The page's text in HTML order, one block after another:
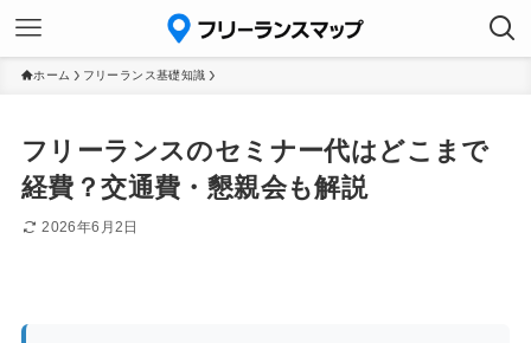
ホーム フリーランス基礎知識
フリーランスのセミナー代はどこまで
経費？交通費・懇親会も解説
2026年6月2日